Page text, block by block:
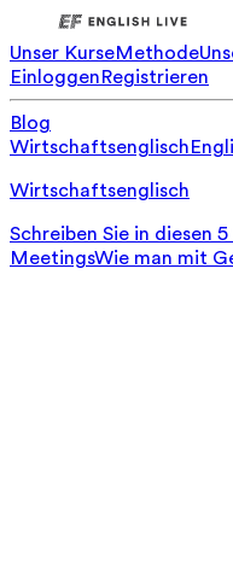
Unser KurseMethode
EinloggenRegistrieren
Blog
Wirtschaftsenglisch
Wirtschaftsenglisch
Schreiben Sie in diesen
MeetingsWie man mit